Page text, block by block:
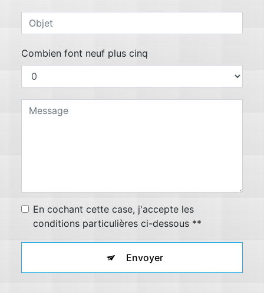
Combien font neuf plus cinq
En cochant cette case, j'accepte les
conditions particulières ci-dessous **
Envoyer